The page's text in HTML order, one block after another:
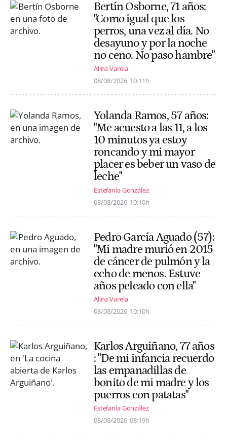
Bertín Osborne, 71 años:
"Como igual que los
perros, una vez al día. No
desayuno y por la noche
no ceno. No paso hambre"
Alina Varela
08/08/2026 10:11h
Yolanda Ramos, 57 años:
"Me acuesto a las 11, a los
10 minutos ya estoy
roncando y mi mayor
placer es beber un vaso de
leche"
Estefanía González
08/08/2026 10:10h
Pedro García Aguado (57):
"Mi madre murió en 2015
de cáncer de pulmón y la
echo de menos. Estuve
años peleado con ella"
Alina Varela
08/08/2026 10:10h
Karlos Arguiñano, 77 años
: "De mi infancia recuerdo
las empanadillas de
bonito de mi madre y los
puerros con patatas"
Estefanía González
08/08/2026 08:19h